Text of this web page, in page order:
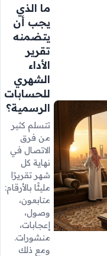
ما الذي
يجب أن
يتضمنه
تقرير
الأداء
الشهري
للحسابات
الرسمية؟
تتسلم كثير
من فرق
الاتصال في
نهاية كل
شهر تقريرًا
مليئًا بالأرقام:
متابعون،
وصول،
إعجابات،
منشورات.
ومع ذلك